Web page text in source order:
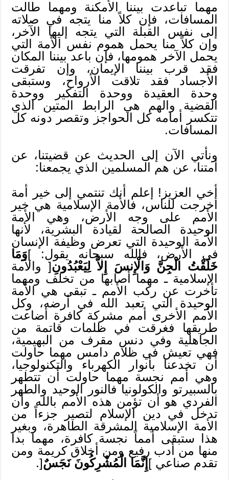
مهما تباعدت بيننا الأمكنة ومهما طالت
المسافات، فإن كلاً منا يتجه في صلاته
إلى نفس القبلة التي يتجه إليها الآخر،
وإن كلاً منا يحمل هموم نفس الأمة التي
يحمل الآخر همومها، فإن باعد بيننا المكان
فقد قرب بيننا الإيمان، وإن تفرقت
الأجساد فقد تلاقت الأرواح، وستبقى
وحدة العقيدة ووحدة التفكير ووحدة
القضية والهم هي الرابط المتين الذي
تتكسر أمامه كل الحواجز وتقصر دونه كل
المسافات.
ونأتي الآن إلى الحديث عن قضيتنا، عن
أمتنا، عن هم المسلمين الذي يجمعنا:
أخي العزيز! إعلم أنك تنتمي إلى خير أمة
أخرجت للناس، فالأمة الإسلامية هي خير
الأمم على وجه الأرض، وهي الأمة
الوحيدة الصالحة لقيادة البشرية، لأنها
الأمة الوحيدة التي تعرض وظيفة الإنسان
في الأرض، فالله سبحانه يقول: ]وَمَا
خَلَقْتُ الْجِنَّ وَالْإِنسَ إِلاَّ لِيَعْبُدُونِ[ والأمة
الإسلامية ـ مهما أصابها من تخلف ومهما
تأخرت عن ركب الأمم ـ تبقى هي الأمة
الوحيدة التي تعبد الله في أرضه، وكل
الأمم الأخرى أمم مشركة كافرة أضاعت
طريقها فغرقت في ظلمات قاتمة من
الجاهلية وفي دنس مقرف من البهيمية،
فهي تعيش في ظلام دامس مهما حاولت
أن تخدعنا بأنوار الكهرباء والتكنولوجيا،
وهي أمم نجسة مهما حاولت أن تتطهر
بالسبيرتو والكولونيا فالنور الوحيد والطهر
الفردي هو أن تؤمن هذه الأمم بالله وأن
تدخل في دين الإسلام لتصير جزءاً من
الأمة الإسلامية المشرقة الطاهرة، وبغير
هذا ستبقى أمماً نجسة كافرة، مهما بدا
منها من أدب رفيع ومن أخلاق كريمة ومن
تقدم صناعي ] إِنَّمَا الْمُشْرِكُونَ نَجَسٌ[.